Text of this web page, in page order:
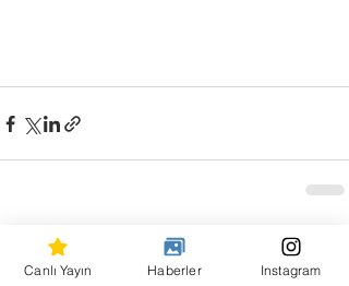
Son Yazılar Hepsini Gör
Canlı Yayın Haberler Instagram